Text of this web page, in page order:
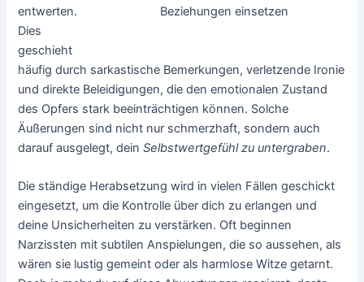
Beziehungen einsetzen
entwerten.
Dies
geschieht
häufig durch sarkastische Bemerkungen, verletzende Ironie
und direkte Beleidigungen, die den emotionalen Zustand
des Opfers stark beeinträchtigen können. Solche
Äußerungen sind nicht nur schmerzhaft, sondern auch
darauf ausgelegt, deinSelbstwertgefühl zu untergraben.
Die ständige Herabsetzung wird in vielen Fällen geschickt
eingesetzt, um die Kontrolle über dich zu erlangen und
deine Unsicherheiten zu verstärken. Oft beginnen
Narzissten mit subtilen Anspielungen, die so aussehen, als
wären sie lustig gemeint oder als harmlose Witze getarnt.